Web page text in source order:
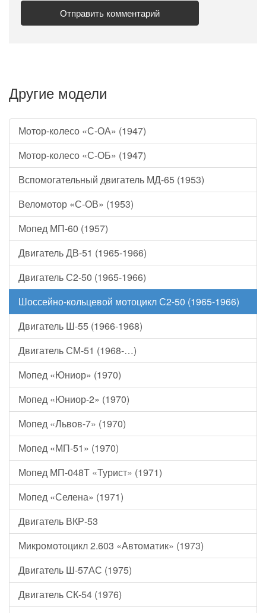
Другие модели
Мотор-колесо «С-ОА» (1947)
Мотор-колесо «С-ОБ» (1947)
Вспомогательный двигатель МД-65 (1953)
Веломотор «С-ОВ» (1953)
Мопед МП-60 (1957)
Двигатель ДВ-51 (1965-1966)
Двигатель С2-50 (1965-1966)
Шоссейно-кольцевой мотоцикл С2-50 (1965-1966)
Двигатель Ш-55 (1966-1968)
Двигатель СМ-51 (1968-…)
Мопед «Юниор» (1970)
Мопед «Юниор-2» (1970)
Мопед «Львов-7» (1970)
Мопед «МП-51» (1970)
Мопед МП-048Т «Турист» (1971)
Мопед «Селена» (1971)
Двигатель ВКР-53
Микромотоцикл 2.603 «Автоматик» (1973)
Двигатель Ш-57АС (1975)
Двигатель СК-54 (1976)